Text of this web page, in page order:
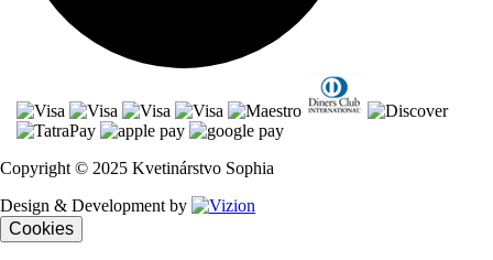
Copyright © 2025 Kvetinárstvo Sophia
Design & Development by
Cookies